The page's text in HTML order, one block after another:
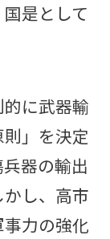
是として
に武器輸
」を決定
器の輸出
し、高市
力の強化